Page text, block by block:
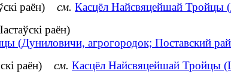
раён) см. Касцёл Найсвяцейшай Тройцы
раён)
(Дуниловичи, агрогородок; Поставский
раён) см. Касцёл Найсвяцейшай Тройцы